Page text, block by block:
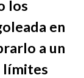
los
en
a un
límites